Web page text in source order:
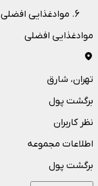
موادغذایی افضلی
موادغذایی افضلی
تهران، شارق
برگشت پول
نظر کاربران
اطلاعات مجموعه
برگشت پول